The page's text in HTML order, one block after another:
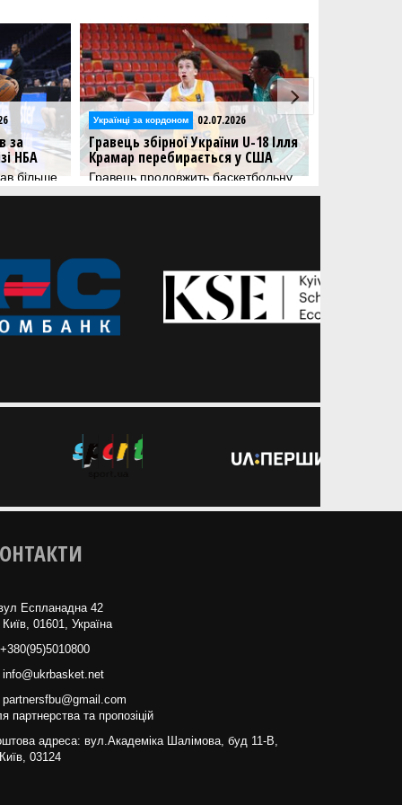
за кордоном 02.07.2026
збірної України U-18 Ілля
перебирається у США
продовжить баскетбольну
Українці за кордоном
Сергій Гладир став
Франції
Українець завоював титул в
Еспланадна 42
01601, Україна
+380(95)5010800
info@ukrbasket.net
partnersfbu@gmail.com
партнерства та пропозіцій
адреса: вул.Академіка Шалімова, буд 11-В,
03124